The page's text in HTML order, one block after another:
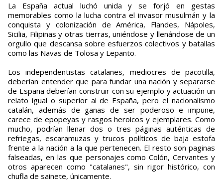
La España actual luchó unida y se forjó en gestas
memorables como la lucha contra el invasor musulmán y la
conquista y colonización de América, Flandes, Nápoles,
Sicilia, Filipinas y otras tierras, uniéndose y llenándose de un
orgullo que descansa sobre esfuerzos colectivos y batallas
como las Navas de Tolosa y Lepanto.
Los independentistas catalanes, mediocres de pacotilla,
deberían entender que para fundar una nación y separarse
de España deberían construir con su ejemplo y actuación un
relato igual o superior al de España, pero el nacionalismo
catalán, además de ganas de ser poderoso e impune,
carece de epopeyas y rasgos heroicos y ejemplares. Como
mucho, podrían llenar dos o tres páginas auténticas de
refriegas, escaramuzas y trucos políticos de baja estofa
frente a la nación a la que pertenecen. El resto son paginas
falseadas, en las que personajes como Colón, Cervantes y
otros aparecen como "catalanes", sin rigor histórico, con
chufla de sainete, únicamente.